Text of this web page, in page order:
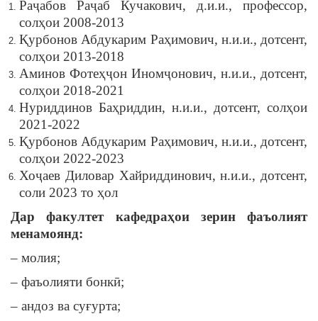
Раҷабов Раҷаб Кучакович, д.и.и., профессор,
солҳои 2008-2013
Қурбонов Абдукарим Раҳимович, н.и.и., дотсент,
солҳои 2013-2018
Аминов Фотеҳҷон Иномҷонович, н.и.и., дотсент,
солҳои 2018-2021
Нуриддинов Баҳриддин, н.и.и., дотсент, солҳои
2021-2022
Қурбонов Абдукарим Раҳимович, н.и.и., дотсент,
солҳои 2022-2023
Хоҷаев Диловар Хайриддинович, н.и.и., дотсент,
соли 2023 то ҳол
Дар факултет кафедраҳои зерин фаъолият
менамоянд:
– молия;
– фаъолияти бонкӣ;
– андоз ва суғурта;